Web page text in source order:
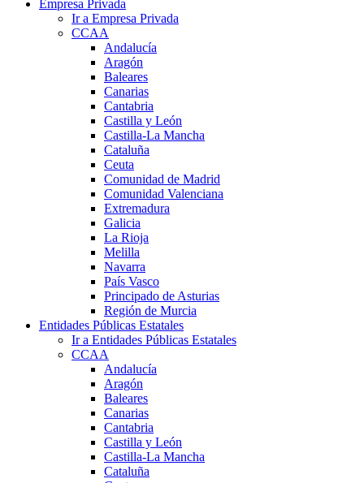
Empresa Privada
Ir a Empresa Privada
CCAA
Andalucía
Aragón
Baleares
Canarias
Cantabria
Castilla y León
Castilla-La Mancha
Cataluña
Ceuta
Comunidad de Madrid
Comunidad Valenciana
Extremadura
Galicia
La Rioja
Melilla
Navarra
País Vasco
Principado de Asturias
Región de Murcia
Entidades Públicas Estatales
Ir a Entidades Públicas Estatales
CCAA
Andalucía
Aragón
Baleares
Canarias
Cantabria
Castilla y León
Castilla-La Mancha
Cataluña